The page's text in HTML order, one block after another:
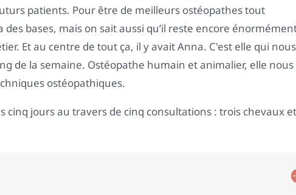
patients. Pour être de meilleurs ostéopathes tout
bases, mais on sait aussi qu’il reste encore
Et au centre de tout ça, il y avait Anna. C'est elle qui
de la semaine. Ostéopathe humain et animalier, elle nous
ostéopathiques.
cinq jours au travers de cinq consultations : trois chevaux et